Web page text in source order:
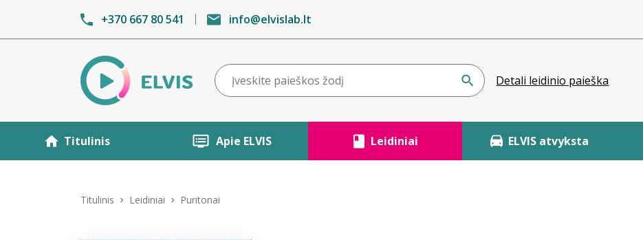
+370 667 80 541 info@elvislab.lt
Detali leidinio paieška
Titulinis Apie ELVIS Leidiniai ELVIS atvyksta
Titulinis Leidiniai Puritonai